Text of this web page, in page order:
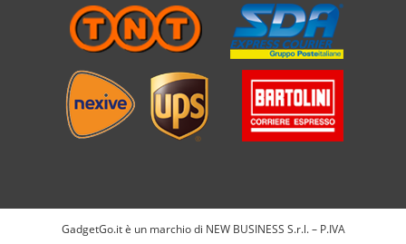
GadgetGo.it è un marchio di NEW BUSINESS S.r.l. – P.IVA